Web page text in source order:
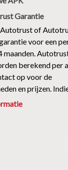
Garantie
Autotrust of
voor een
maanden.
berekend per
op voor de
en prijzen.
geadverteerd met
BOVAG garantie